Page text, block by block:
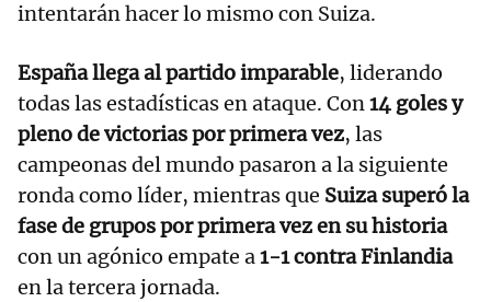
intentarán hacer lo mismo con Suiza.
España llega al partido imparable, liderando
todas las estadísticas en ataque. Con14 goles y
pleno de victorias por primera vez, las
campeonas del mundo pasaron a la siguiente
ronda como líder, mientras que Suiza superó la
fase de grupos por primera vez en su historia
con un agónico empate a1-1 contraFinlandia
en la tercera jornada.